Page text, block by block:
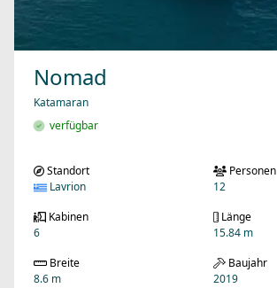
Nomad
Katamaran
verfügbar
Standort
Lavrion
Personen
12
Kabinen
6
Länge
15.84 m
Breite
8.6 m
Baujahr
2019